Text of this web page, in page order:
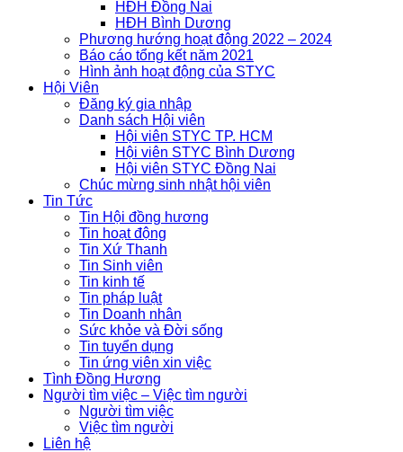
HĐH Đồng Nai
HĐH Bình Dương
Phương hướng hoạt động 2022 – 2024
Báo cáo tổng kết năm 2021
Hình ảnh hoạt động của STYC
Hội Viên
Đăng ký gia nhập
Danh sách Hội viên
Hội viên STYC TP. HCM
Hội viên STYC Bình Dương
Hội viên STYC Đồng Nai
Chúc mừng sinh nhật hội viên
Tin Tức
Tin Hội đồng hương
Tin hoạt động
Tin Xứ Thanh
Tin Sinh viên
Tin kinh tế
Tin pháp luật
Tin Doanh nhân
Sức khỏe và Đời sống
Tin tuyển dụng
Tin ứng viên xin việc
Tình Đồng Hương
Người tìm việc – Việc tìm người
Người tìm việc
Việc tìm người
Liên hệ